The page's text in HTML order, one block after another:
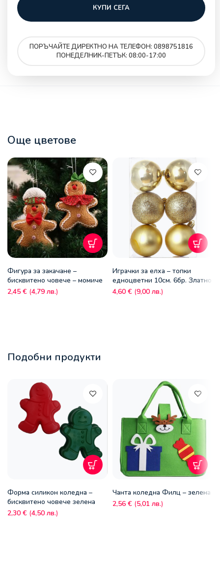
КУПИ СЕГА
ПОРЪЧАЙТЕ ДИРЕКТНО НА ТЕЛЕФОН: 0898751816
ПОНЕДЕЛНИК-ПЕТЪК: 08:00-17:00
Още цветове
Фигура за закачане –
бисквитено човече – момиче
2,45 € (4,79 лв.)
Играчки за елха – топки
едноцветни 10см. 6бр. Златно
4,60 € (9,00 лв.)
Подобни продукти
Форма силикон коледна –
бисквитено човече зелена
2,30 € (4,50 лв.)
Чанта коледна Филц – зелена
2,56 € (5,01 лв.)